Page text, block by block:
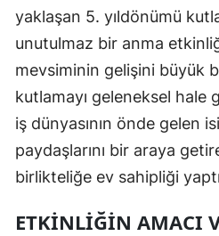
yaklaşan 5. yıldönümü
unutulmaz bir anma
mevsiminin gelişini büyük
kutlamayı geleneksel
iş dünyasının önde gelen
paydaşlarını bir araya
birlikteliğe ev sahipliği
ETKINLIĞIN AMACI